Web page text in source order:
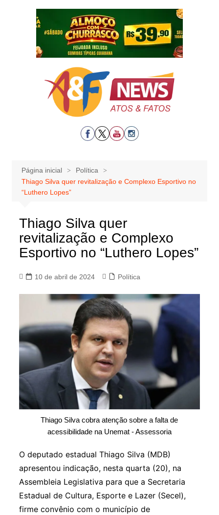
Página inicial
Política
Thiago Silva quer revitalização e Complexo Esportivo no
“Luthero Lopes”
Thiago Silva quer
revitalização e Complexo
Esportivo no “Luthero Lopes”
10 de abril de 2024 Política
Thiago Silva cobra atenção sobre a falta de
acessibilidade na Unemat - Assessoria
O deputado estadual Thiago Silva (MDB)
apresentou indicação, nesta quarta (20), na
Assembleia Legislativa para que a Secretaria
Estadual de Cultura, Esporte e Lazer (Secel),
firme convênio com o município de